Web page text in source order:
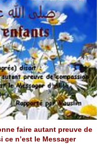
faire autant preuve de
n’est le Messager